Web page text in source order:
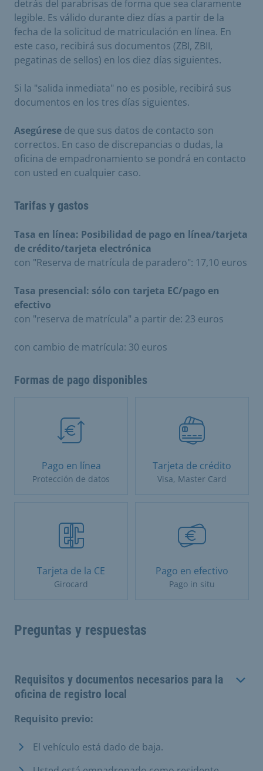
detrás del parabrisas de forma que sea claramente
legible. Es válido durante diez días a partir de la
fecha de la solicitud de matriculación en línea. En
este caso, recibirá sus documentos (ZBI, ZBII,
pegatinas de sellos) en los diez días siguientes.
Si la "salida inmediata" no es posible, recibirá sus
documentos en los tres días siguientes.
Asegúrese de que sus datos de contacto son
correctos. En caso de discrepancias o dudas, la
oficina de empadronamiento se pondrá en contacto
con usted en cualquier caso.
Tarifas y gastos
Tasa en línea: Posibilidad de pago en línea/tarjeta
de crédito/tarjeta electrónica
con "Reserva de matrícula de paradero": 17,10 euros
Tasa presencial: sólo con tarjeta EC/pago en
efectivo
con "reserva de matrícula" a partir de: 23 euros
con cambio de matrícula: 30 euros
Formas de pago disponibles
Pago en línea
Protección de datos
Tarjeta de crédito
Visa, Master Card
Tarjeta de la CE
Girocard
Pago en efectivo
Pago in situ
Preguntas y respuestas
Requisitos y documentos necesarios para la
oficina de registro local
Requisito previo:
El vehículo está dado de baja.